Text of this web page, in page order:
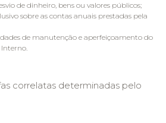
de dinheiro, bens ou valores públicos;
sobre as contas anuais prestadas pela
de manutenção e aperfeiçoamento do
correlatas determinadas pelo